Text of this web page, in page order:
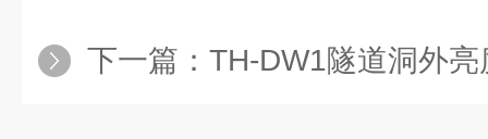
下一篇： TH-DW1隧道洞外